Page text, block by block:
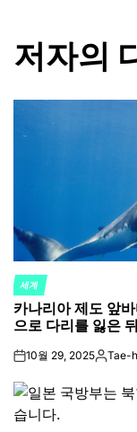
저자의
POSTED
IN
세계
카나리아 제도 앞
으로 다리를 잃은
on10월 29, 2025Posted
Tae-